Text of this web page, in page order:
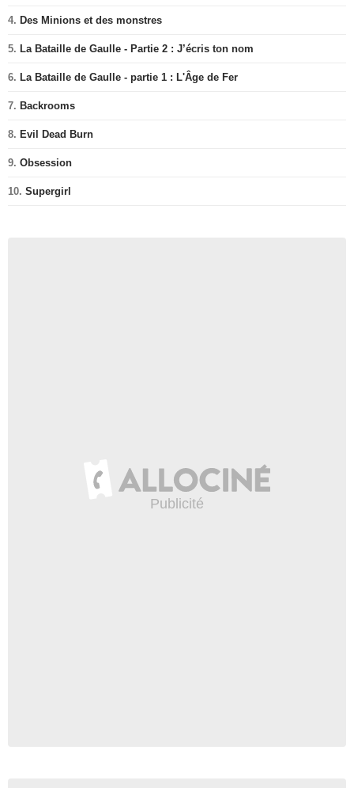
4. Des Minions et des monstres
5. La Bataille de Gaulle - Partie 2 : J’écris ton nom
6. La Bataille de Gaulle - partie 1 : L'Âge de Fer
7. Backrooms
8. Evil Dead Burn
9. Obsession
10. Supergirl